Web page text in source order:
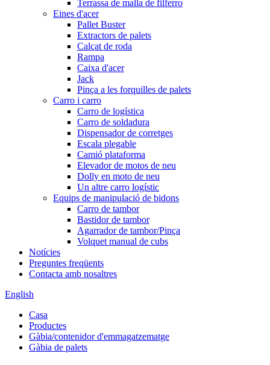
Terrassa de malla de filferro
Eines d'acer
Pallet Buster
Extractors de palets
Calçat de roda
Rampa
Caixa d'acer
Jack
Pinça a les forquilles de palets
Carro i carro
Carro de logística
Carro de soldadura
Dispensador de corretges
Escala plegable
Camió plataforma
Elevador de motos de neu
Dolly en moto de neu
Un altre carro logístic
Equips de manipulació de bidons
Carro de tambor
Bastidor de tambor
Agarrador de tambor/Pinça
Volquet manual de cubs
Notícies
Preguntes freqüents
Contacta amb nosaltres
English
Casa
Productes
Gàbia/contenidor d'emmagatzematge
Gàbia de palets